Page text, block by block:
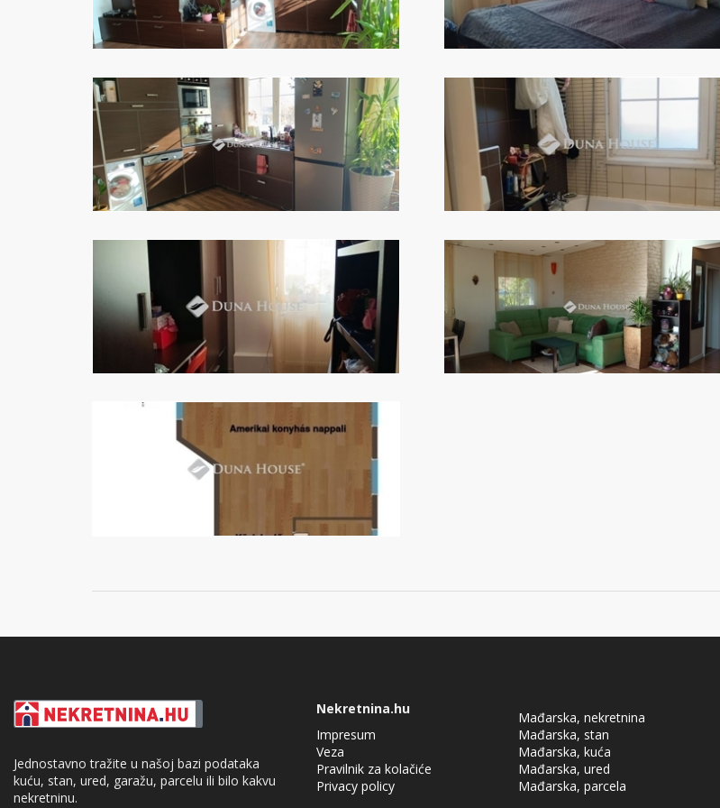
Jednostavno tražite u našoj bazi podataka
kuću, stan, ured, garažu, parcelu ili bilo kakvu
nekretninu.
Nekretnina.hu
Impresum
Veza
Pravilnik za kolačiće
Privacy policy
Mađarska, nekretnina
Mađarska, stan
Mađarska, kuća
Mađarska, ured
Mađarska, parcela